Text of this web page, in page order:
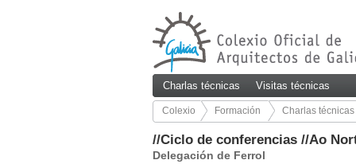
Charlas técnicas Visitas técnicas
Colexio Formación Charlas técnicas
//Ciclo de conferencias //Ao
Delegación de Ferrol